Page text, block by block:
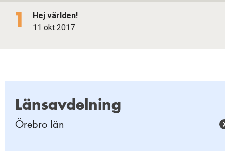
Länsavdelning
Örebro län
Hej världen!
11 okt 2017